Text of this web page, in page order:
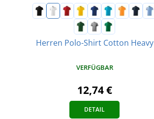
Herren Polo-Shirt Cotton Heavy
VERFÜGBAR
12,74 €
DETAIL